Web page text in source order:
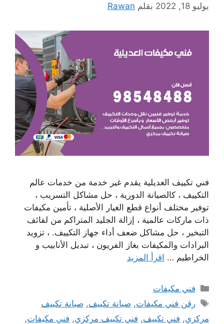
يوليو 18, 2022 بقلم Rawan
فني تكييف العديلية يقدم غير خدمة من خدمات عالم
التكييف ، كالصيانة الدورية ، حل مشاكل التسريب ،
توفير مختلف أنواع قطع الغيار الأصلية ، تأمين مكيفات
ذات ماركات عالمية ، إزالة الجليد المتراكم من لفائف
التبخير ، حل مشاكل ضعف أداء جهاز التكييف. ، تزويد
البرادات والمكيفات بغاز الفريون ، تبديل الأنابيب و
الخراطيم … اقرأ المزيد
التصنيفات
فني مكيفات
الوسوم
رقن فني مكيفات,صيانة تكييف,صيانة تكييف
مركزي, فني تكييف, فني تكييف مركزي, فني مكيفات,